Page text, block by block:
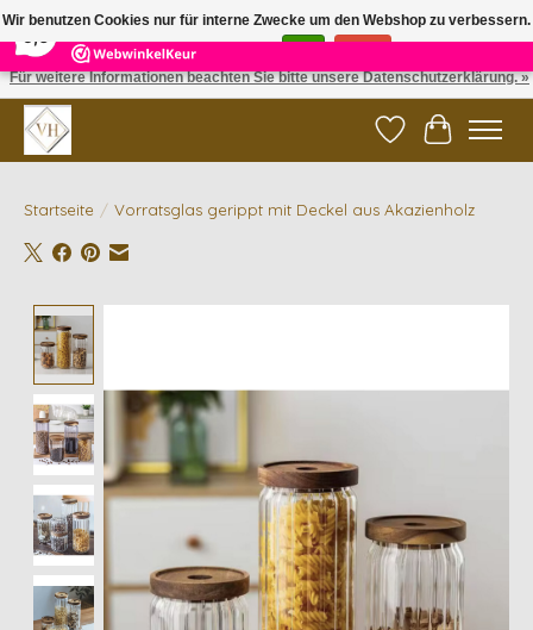
5 Reviews ×
✓ Gratis verzending vanaf €200 | ✓ 14 dagen retourneren
Wunschzettel
Ihr
Startseite / Vorratsglas gerippt mit Deckel aus Akazienholz
Wir benutzen Cookies nur für interne Zwecke um den Webshop zu verbessern.
Ist das in Ordnung?
Für weitere Informationen beachten Sie bitte unsere Datenschutzerklärung. »